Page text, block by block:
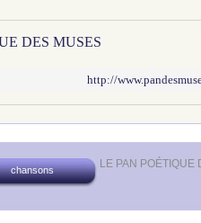
DES MUSES
http://
LE PAN
chansons